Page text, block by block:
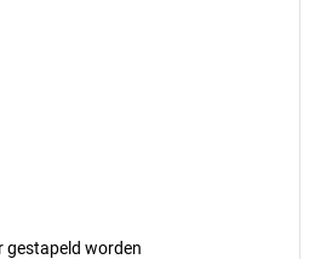
gestapeld worden